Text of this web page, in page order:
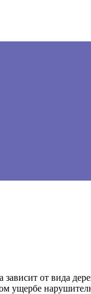
от вида
ущербе